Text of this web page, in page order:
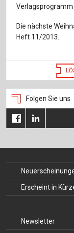
Verlag
Sprache /
Verlagsprogramm
Die nächste
Heft 11/2013.
Folgen Sie uns
Erscheint in
Newsletter